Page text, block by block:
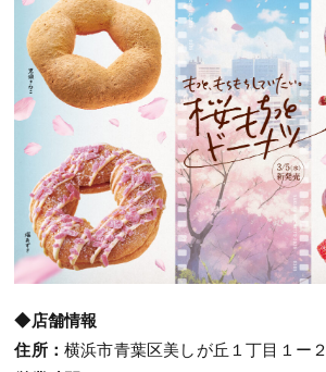
◆店舗情報
住所：横浜市青葉区美しが丘１丁目１ー２